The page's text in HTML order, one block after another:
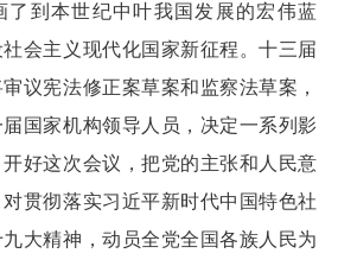
了到本世纪中叶我国发展的宏伟蓝
会主义现代化国家新征程。十三届
议宪法修正案草案和监察法草案，
国家机构领导人员，决定一系列影
好这次会议，把党的主张和人民意
贯彻落实习近平新时代中国特色社
大精神，动员全党全国各族人民为